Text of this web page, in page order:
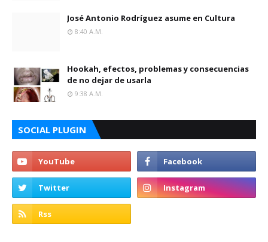
José Antonio Rodríguez asume en Cultura
8:40 A.m.
Hookah, efectos, problemas y consecuencias
de no dejar de usarla
9:38 A.m.
SOCIAL PLUGIN